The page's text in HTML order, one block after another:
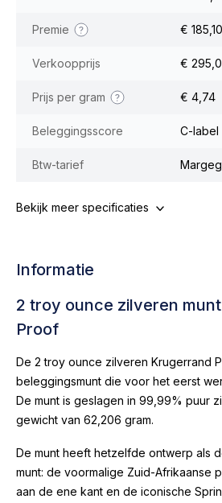
Premie € 185,10
Verkoopprijs €
Prijs per gram € 4,74
Beleggingsscore C-label
Btw-tarief
Bekijk meer specificaties
Informatie
2 troy ounce zilveren
Proof
De 2 troy ounce zilveren Krugerrand
beleggingsmunt die voor het eerst
De munt is geslagen in 99,99% puur
gewicht van 62,206 gram.
De munt heeft hetzelfde ontwerp als
munt: de voormalige Zuid-Afrikaanse
aan de ene kant en de iconische